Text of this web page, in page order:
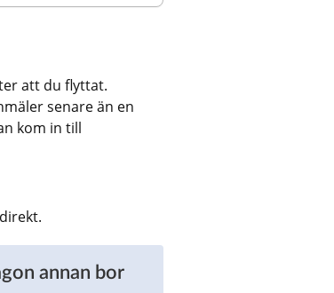
att du flyttat.
senare än en
kom in till
annan bor